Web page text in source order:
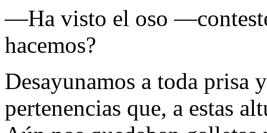
—Ha visto el oso
hacemos?
Desayunamos a toda prisa
pertenencias que, a estas